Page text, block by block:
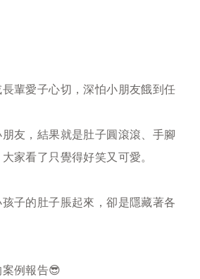
輩愛子心切，深怕小朋友餓到任
友，結果就是肚子圓滾滾、手腳
家看了只覺得好笑又可愛。
子的肚子脹起來，卻是隱藏著各
例報告😎